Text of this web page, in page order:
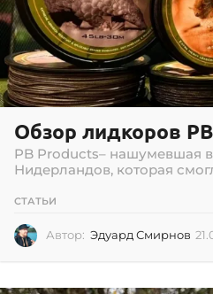
Обзор лидкоров
PB Products– нашумевшая
Нидерландов, которая
СТАТЬИ
Автор: Эдуард Смирнов